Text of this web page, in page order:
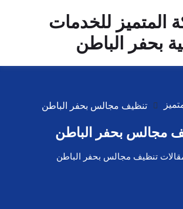
تنظيف مجالس بحفر الباطن
مجالس بحفر الباطن
تنظيف مجالس بحفر الباطن